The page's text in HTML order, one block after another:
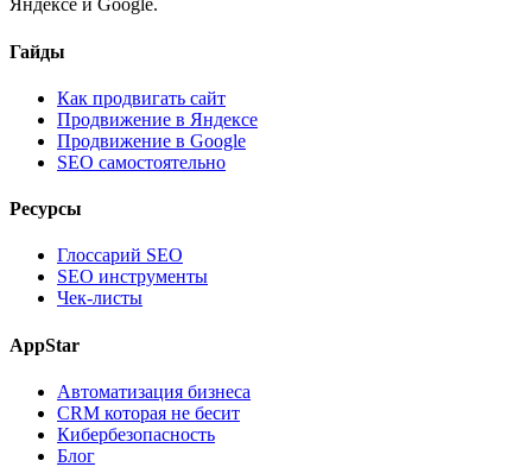
Яндексе и Google.
Гайды
Как продвигать сайт
Продвижение в Яндексе
Продвижение в Google
SEO самостоятельно
Ресурсы
Глоссарий SEO
SEO инструменты
Чек-листы
AppStar
Автоматизация бизнеса
CRM которая не бесит
Кибербезопасность
Блог